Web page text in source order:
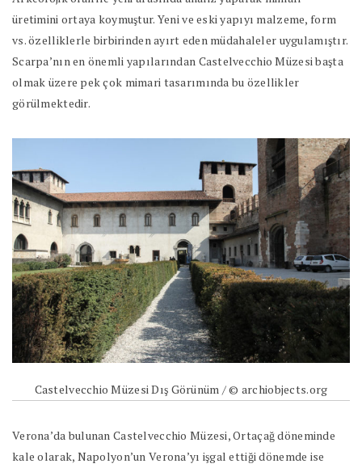
üretimini ortaya koymuştur. Yeni ve eski yapıyı malzeme, form
vs. özelliklerle birbirinden ayırt eden müdahaleler uygulamıştır.
Scarpa’nın en önemli yapılarından Castelvecchio Müzesi başta
olmak üzere pek çok mimari tasarımında bu özellikler
görülmektedir.
Castelvecchio Müzesi Dış Görünüm / © archiobjects.org
Verona’da bulunan Castelvecchio Müzesi, Ortaçağ döneminde
kale olarak, Napolyon’un Verona’yı işgal ettiği dönemde ise